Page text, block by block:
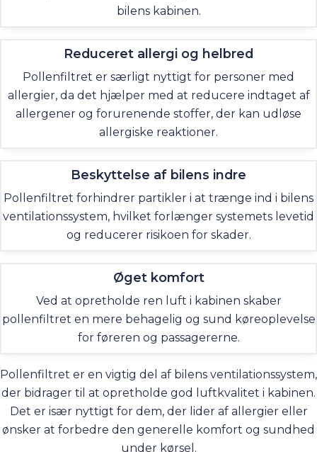
bilens kabinen.
Reduceret allergi og helbred
Pollenfiltret er særligt nyttigt for personer med
allergier, da det hjælper med at reducere indtaget af
allergener og forurenende stoffer, der kan udløse
allergiske reaktioner.
Beskyttelse af bilens indre
Pollenfiltret forhindrer partikler i at trænge ind i bilens
ventilationssystem, hvilket forlænger systemets levetid
og reducerer risikoen for skader.
Øget komfort
Ved at opretholde ren luft i kabinen skaber
pollenfiltret en mere behagelig og sund køreoplevelse
for føreren og passagererne.
Pollenfiltret er en vigtig del af bilens ventilationssystem,
der bidrager til at opretholde god luftkvalitet i kabinen.
Det er især nyttigt for dem, der lider af allergier eller
ønsker at forbedre den generelle komfort og sundhed
under kørsel.